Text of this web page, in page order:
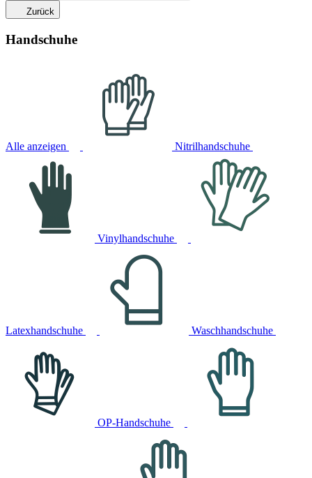
Zurück
Handschuhe
Alle anzeigen Nitrilhandschuhe
Vinylhandschuhe
Latexhandschuhe Waschhandschuhe
OP-Handschuhe